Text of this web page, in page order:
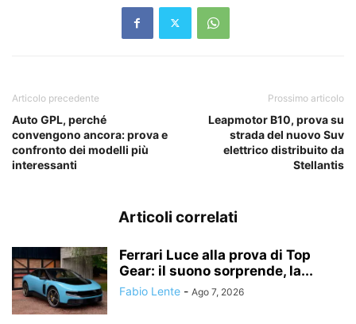
Articolo precedente
Auto GPL, perché
convengono ancora: prova e
confronto dei modelli più
interessanti
Prossimo articolo
Leapmotor B10, prova su
strada del nuovo Suv
elettrico distribuito da
Stellantis
Articoli correlati
Ferrari Luce alla prova di Top
Gear: il suono sorprende, la...
Fabio Lente - Ago 7, 2026